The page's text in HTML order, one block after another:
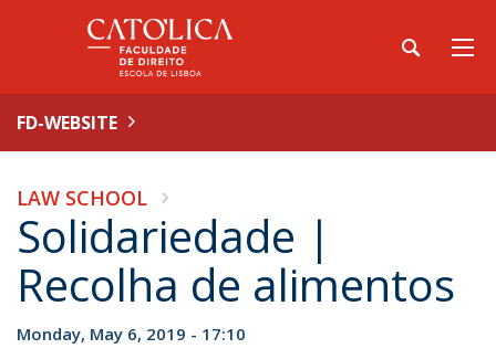
FD-WEBSITE
LAW SCHOOL
Solidariedade |
Recolha de alimentos
Monday, May 6, 2019 - 17:10